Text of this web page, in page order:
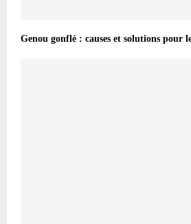
Genou gonflé : causes et solutions pour